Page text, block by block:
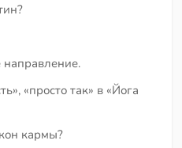
«просто так» в «Йога
кармы?